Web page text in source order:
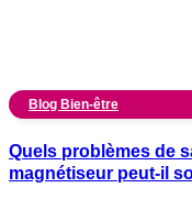
Blog Bien-être
Quels problèmes de
magnétiseur peut-il